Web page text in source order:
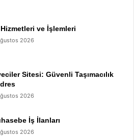
ve İşlemleri
2026
Sitesi: Güvenli Taşımacılık
2026
İş İlanları
2026